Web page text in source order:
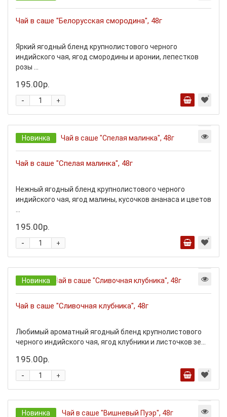
Чай в саше "Белорусская смородина", 48г
Яркий ягодный бленд крупнолистового черного
индийского чая, ягод смородины и аронии, лепестков
розы ...
195.00р.
+
-
Новинка
Чай в саше "Спелая малинка", 48г
Нежный ягодный бленд крупнолистового черного
индийского чая, ягод малины, кусочков ананаса и цветов
195.00р.
+
-
Новинка
Чай в саше "Сливочная клубника", 48г
Любимый ароматный ягодный бленд крупнолистового
черного индийского чая, ягод клубники и листочков зе...
195.00р.
+
-
Новинка